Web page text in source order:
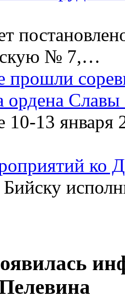
№ 7,…
прошли
ордена
10-13 января
ко